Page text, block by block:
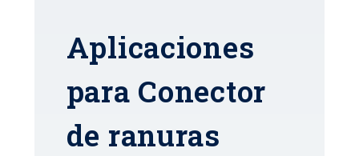
Aplicaciones
para Conector
de ranuras